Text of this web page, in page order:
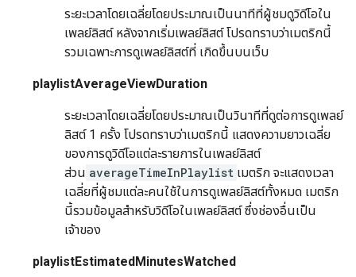
ระยะเวลาโดยเฉลี่ยโดยประมาณเป็นนาทีที่ผู้ชมดูวิดีโอใน
เพลย์ลิสต์ หลังจากเริ่มเพลย์ลิสต์ โปรดทราบว่าเมตริกนี้
รวมเฉพาะการดูเพลย์ลิสต์ที่ เกิดขึ้นบนเว็บ
playlistAverageViewDuration
ระยะเวลาโดยเฉลี่ยโดยประมาณเป็นวินาทีที่ดูต่อการดูเพลย์
ลิสต์ 1 ครั้ง โปรดทราบว่าเมตริกนี้ แสดงความยาวเฉลี่ย
ของการดูวิดีโอแต่ละรายการในเพลย์ลิสต์
ส่วน averageTimeInPlaylist เมตริก จะแสดงเวลา
เฉลี่ยที่ผู้ชมแต่ละคนใช้ในการดูเพลย์ลิสต์ทั้งหมด เมตริก
นี้รวมข้อมูลสำหรับวิดีโอในเพลย์ลิสต์ ซึ่งช่องอื่นเป็น
เจ้าของ
playlistEstimatedMinutesWatched